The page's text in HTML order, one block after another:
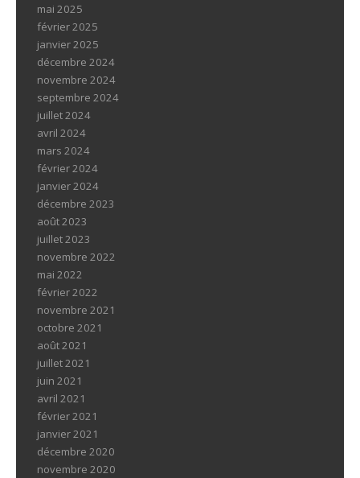
mai 2025
février 2025
janvier 2025
décembre 2024
novembre 2024
septembre 2024
juillet 2024
avril 2024
mars 2024
février 2024
janvier 2024
décembre 2023
août 2023
juillet 2023
novembre 2022
mai 2022
février 2022
novembre 2021
octobre 2021
août 2021
juillet 2021
juin 2021
avril 2021
février 2021
janvier 2021
décembre 2020
novembre 2020